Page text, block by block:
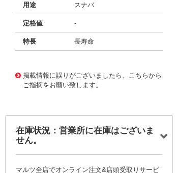
用途 スナバ
定格値 -
特長 長寿命
掲載情報に誤りがございましたら、こちらから
ご指摘をお願い致します。
在庫状況：営業所に在庫はございま
せん。
マルツ全店でオンライン注文&店頭受取りサービ